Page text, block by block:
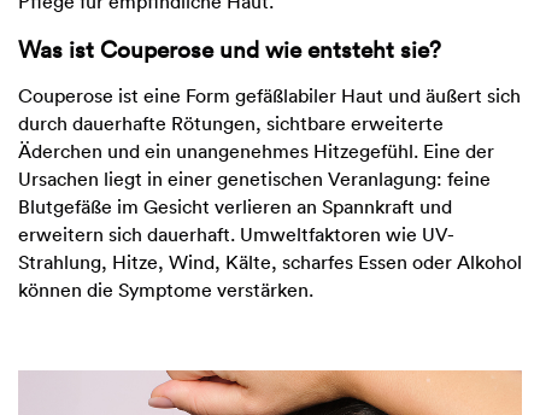
Was ist Couperose und wie entsteht sie?
Couperose ist eine Form gefäßlabiler Haut und äußert sich
durch dauerhafte Rötungen, sichtbare erweiterte
Äderchen und ein unangenehmes Hitzegefühl. Eine der
Ursachen liegt in einer genetischen Veranlagung: feine
Blutgefäße im Gesicht verlieren an Spannkraft und
erweitern sich dauerhaft. Umweltfaktoren wie UV-
Strahlung, Hitze, Wind, Kälte, scharfes Essen oder Alkohol
können die Symptome verstärken.